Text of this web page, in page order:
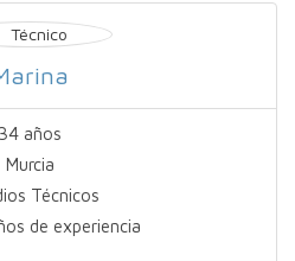
34 años
Murcia
Técnicos
de experiencia